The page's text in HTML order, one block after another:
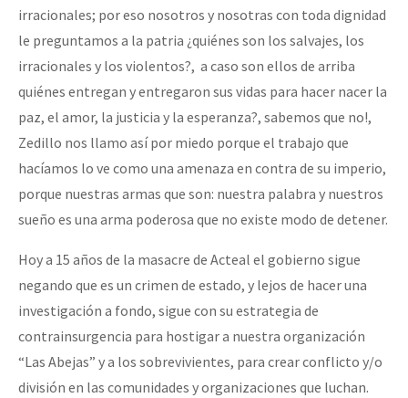
irracionales; por eso nosotros y nosotras con toda dignidad
le preguntamos a la patria ¿quiénes son los salvajes, los
irracionales y los violentos?, a caso son ellos de arriba
quiénes entregan y entregaron sus vidas para hacer nacer la
paz, el amor, la justicia y la esperanza?, sabemos que no!,
Zedillo nos llamo así por miedo porque el trabajo que
hacíamos lo ve como una amenaza en contra de su imperio,
porque nuestras armas que son: nuestra palabra y nuestros
sueño es una arma poderosa que no existe modo de detener.
Hoy a 15 años de la masacre de Acteal el gobierno sigue
negando que es un crimen de estado, y lejos de hacer una
investigación a fondo, sigue con su estrategia de
contrainsurgencia para hostigar a nuestra organización
“Las Abejas” y a los sobrevivientes, para crear conflicto y/o
división en las comunidades y organizaciones que luchan.